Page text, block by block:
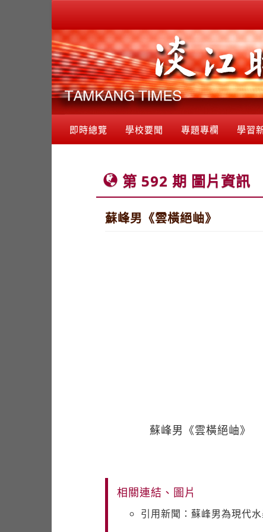
即時總覽 學校要聞 專題專欄 學習
第 592 期 圖片資訊
蘇峰男《雲橫絕岫》
蘇峰男《雲橫絕岫》
相關連結、圖片
引用新聞：蘇峰男為現代